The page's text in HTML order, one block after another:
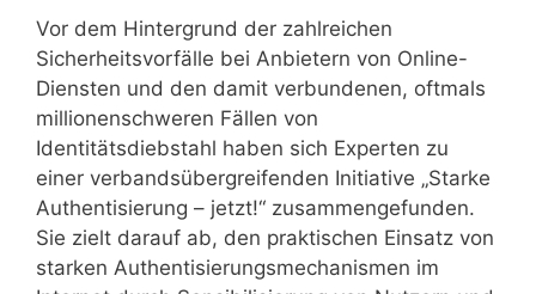
Vor dem Hintergrund der zahlreichen
Sicherheitsvorfälle bei Anbietern von Online-
Diensten und den damit verbundenen, oftmals
millionenschweren Fällen von
Identitätsdiebstahl haben sich Experten zu
einer verbandsübergreifenden Initiative „Starke
Authentisierung – jetzt!“ zusammengefunden.
Sie zielt darauf ab, den praktischen Einsatz von
starken Authentisierungsmechanismen im